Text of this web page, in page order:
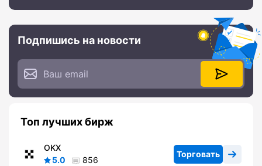
Подпишись на новости
Топ лучших бирж
OKX
5.0
856
Торговать